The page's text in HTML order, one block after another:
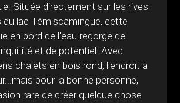
Située directement sur les rives
lac Témiscamingue, cette
en bord de l'eau regorge de
et de potentiel. Avec
chalets en bois rond, l'endroit a
pour la bonne personne,
rare de créer quelque chose